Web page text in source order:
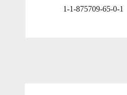
1-1-875709-65-0-1